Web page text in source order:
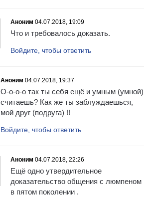
Аноним 04.07.2018, 19:09
Что и требовалось доказать.
Войдите, чтобы ответить
Аноним 04.07.2018, 19:37
О-о-о-о так ты себя ещё и умным (умной)
считаешь? Как же ты заблуждаешься,
мой друг (подруга) !!
Войдите, чтобы ответить
Аноним 04.07.2018, 22:26
Ещё одно утвердительное
доказательство общения с люмпеном
в пятом поколении .